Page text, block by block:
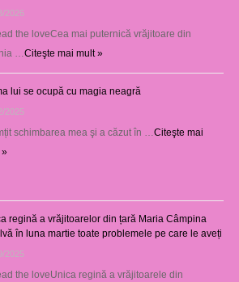
2026
the loveCea mai puternică vrăjitoare din
…Citeşte mai mult »
lui se ocupă cu magia neagră
2025
schimbarea mea şi a căzut în …Citeşte mai
»
regină a vrăjitoarelor din țară Maria Câmpina
în luna martie toate problemele pe care le aveți
2025
the loveUnica regină a vrăjitoarele din